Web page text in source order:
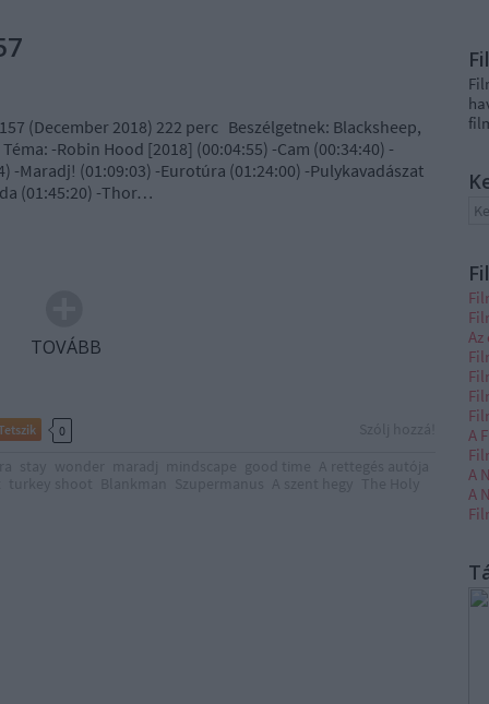
(December 2018) 222 perc Beszélgetnek: Blacksheep,
-Robin Hood [2018] (00:04:55) -Cam (00:34:40) -
-Maradj! (01:09:03) -Eurotúra (01:24:00) -Pulykavadászat
(01:45:20) -Thor…
TOVÁBB
0
A
A
A